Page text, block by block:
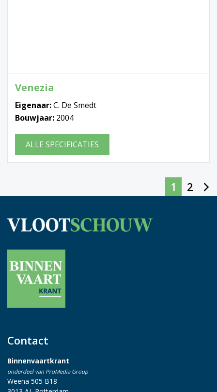
Venezia
Eigenaar:C. De Smedt
Bouwjaar: 2004
ALLE SPECIFICATIES
1 2
Contact
Binnenvaartkrant
onderdeel van ProMedia Group
Weena 505 B18